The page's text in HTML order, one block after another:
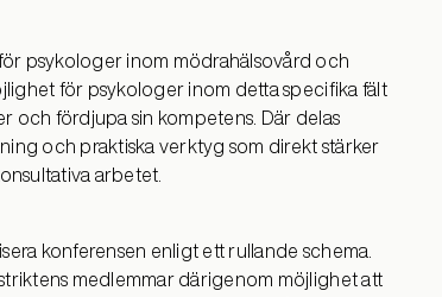
psykologer inom mödrahälsovård och
för psykologer inom detta specifika fält
och fördjupa sin kompetens. Där delas
och praktiska verktyg som direkt stärker
arbetet.
konferensen enligt ett rullande schema.
medlemmar därigenom möjlighet att